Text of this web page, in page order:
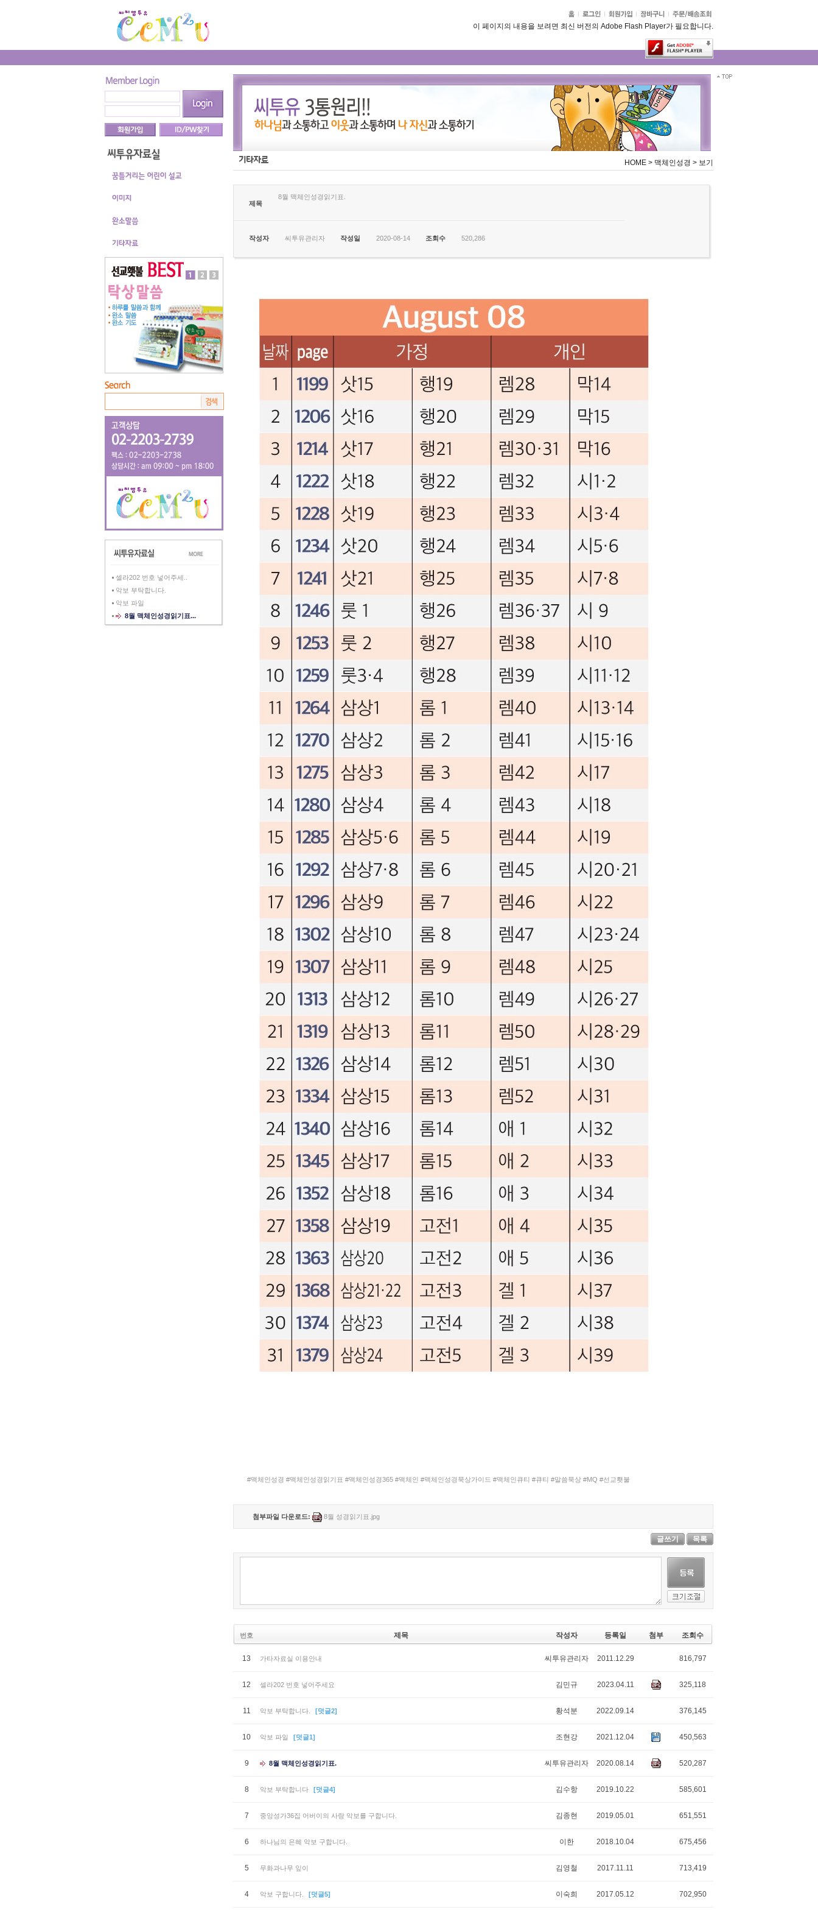
이 페이지의 내용을 보려면 최신 버전의 Adobe Flash Player가 필요합니다.
셀라202 번호 넣어주세..
악보 부탁합니다.
악보 파일
8월 맥체인성경읽기표...
HOME > 맥체인성경 > 보기
제목
8월 맥체인성경읽기표.
작성자 씨투유관리자 작성일 2020-08-14 조회수 520,286
#맥체인성경 #맥체인성경읽기표 #맥체인성경365 #맥체인 #맥체인성경묵상가이드 #맥체인큐티 #큐티 #말씀묵상 #MQ #선교횃불
첨부파일 다운로드: 8월 성경읽기표.jpg
글쓰기 목록
번호 제목 작성자 등록일 첨부 조회수
13 가타자료실 이용안내 씨투유관리자 2011.12.29 816,797
12 셀라202 번호 넣어주세요 김민규 2023.04.11 325,118
11 악보 부탁합니다. [덧글2] 황석분 2022.09.14 376,145
10 악보 파일 [덧글1] 조현강 2021.12.04 450,563
9 8월 맥체인성경읽기표. 씨투유관리자 2020.08.14 520,287
8 악보 부탁합니다 [덧글4] 김수항 2019.10.22 585,601
7 중앙성가36집 어버이의 사랑 악보를 구합니다. 김종현 2019.05.01 651,551
6 하나님의 은혜 악보 구합니다. 이한 2018.10.04 675,456
5 무화과나무 잎이 김영철 2017.11.11 713,419
4 악보 구합니다. [덧글5] 이숙희 2017.05.12 702,950